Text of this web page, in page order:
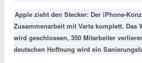
Apple zieht den Stecker: Der iPhone-
Zusammenarbeit mit Varta komplett. Das
wird geschlossen, 350 Mitarbeiter
deutschen Hoffnung wird ein